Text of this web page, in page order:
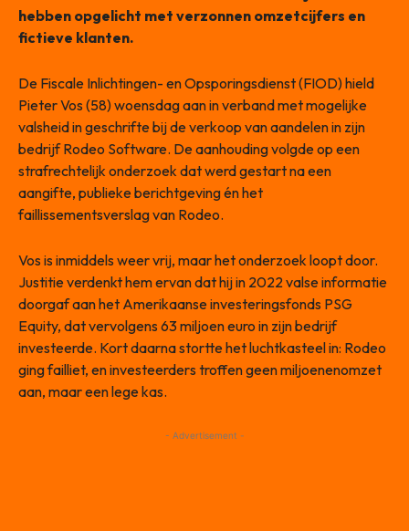
hebben opgelicht met verzonnen omzetcijfers en
fictieve klanten.
De Fiscale Inlichtingen- en Opsporingsdienst (FIOD) hield
Pieter Vos (58) woensdag aan in verband met mogelijke
valsheid in geschrifte bij de verkoop van aandelen in zijn
bedrijf Rodeo Software. De aanhouding volgde op een
strafrechtelijk onderzoek dat werd gestart na een
aangifte, publieke berichtgeving én het
faillissementsverslag van Rodeo.
Vos is inmiddels weer vrij, maar het onderzoek loopt door.
Justitie verdenkt hem ervan dat hij in 2022 valse informatie
doorgaf aan het Amerikaanse investeringsfonds PSG
Equity, dat vervolgens 63 miljoen euro in zijn bedrijf
investeerde. Kort daarna stortte het luchtkasteel in: Rodeo
ging failliet, en investeerders troffen geen miljoenenomzet
aan, maar een lege kas.
- Advertisement -